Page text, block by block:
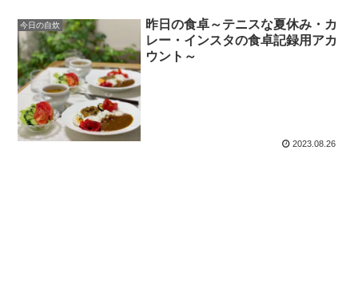
今日の自炊
昨日の食卓～テニスな夏休み・カ
レー・インスタの食卓記録用アカ
ウント～
2023.08.26